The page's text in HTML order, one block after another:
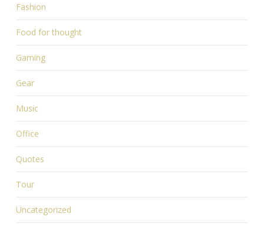
Fashion
Food for thought
Gaming
Gear
Music
Office
Quotes
Tour
Uncategorized